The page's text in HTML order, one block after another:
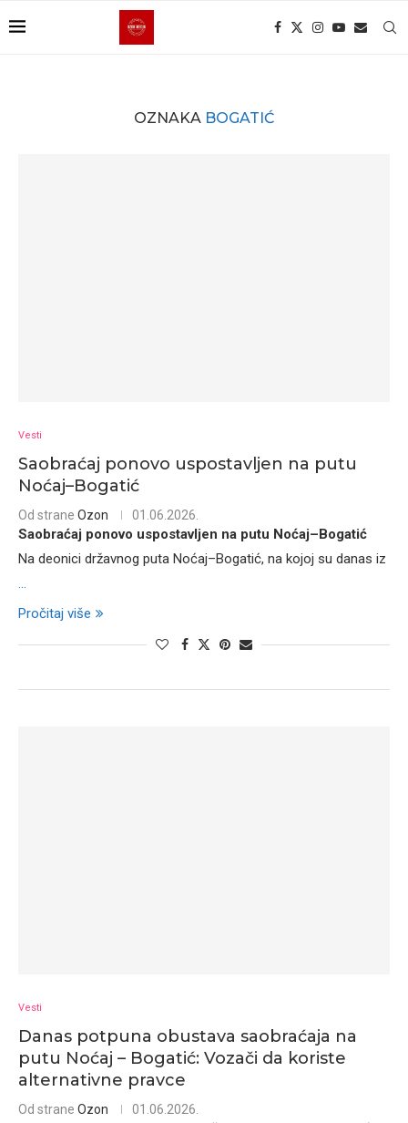
OZNAKA BOGATIĆ
Vesti
Saobraćaj ponovo uspostavljen na putu
Noćaj–Bogatić
Od strane Ozon 01.06.2026.
Saobraćaj ponovo uspostavljen na putu Noćaj–Bogatić
Na deonici državnog puta Noćaj–Bogatić, na kojoj su danas iz
...
Pročitaj više
Vesti
Danas potpuna obustava saobraćaja na
putu Noćaj – Bogatić: Vozači da koriste
alternativne pravce
Od strane Ozon 01.06.2026.